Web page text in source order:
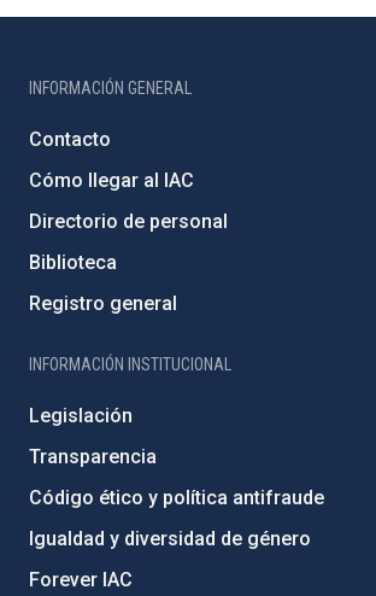
INFORMACIÓN GENERAL
Contacto
Cómo llegar al IAC
Directorio de personal
Biblioteca
Registro general
INFORMACIÓN INSTITUCIONAL
Legislación
Transparencia
Código ético y política antifraude
Igualdad y diversidad de género
Forever IAC